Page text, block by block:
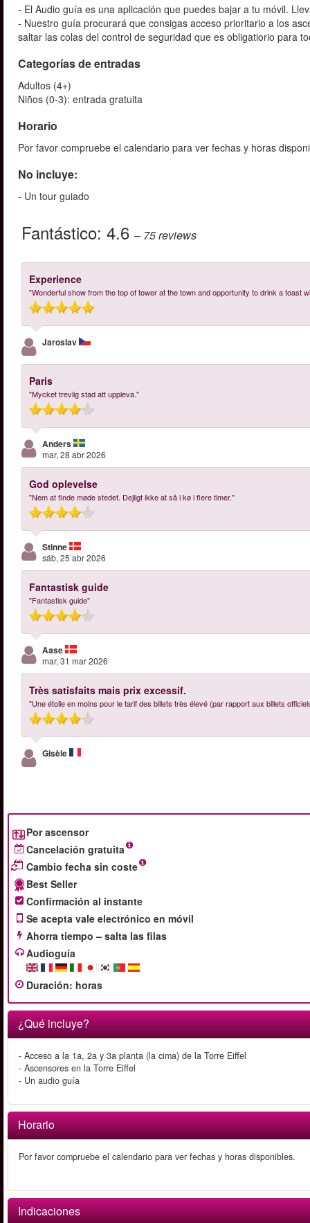
- El Audio guía es una aplicación que puedes bajar a tu móvil.
- Nuestro guía procurará que consigas acceso prioritario a los
saltar las colas del control de seguridad que es obligatiorio para
Categorías de entradas
Adultos (4+)
Niños (0-3): entrada gratuita
Horario
Por favor compruebe el calendario para ver fechas y horas
No incluye:
- Un tour guiado
Fantástico: 4.6 – 75reviews
Experience
"Wonderful show from the top of tower at the town and opportunity to drink a toast
Jaroslav
Paris
"Mycket trevlig stad att uppleva."
Anders
mar, 28 abr 2026
God oplevelse
"Nem at finde møde stedet. Dejligt ikke at så i kø i flere timer."
Stinne
sáb, 25 abr 2026
Fantastisk guide
"Fantastisk guide"
Aase
mar, 31 mar 2026
Très satisfaits mais prix excessif.
"Une étoile en moins pour le tarif des billets très élevé (par rapport aux billets
Gisèle
Por ascensor
Cancelación gratuita
Cambio fecha sin coste
Best Seller
Confirmación al instante
Se acepta vale electrónico en móvil
Ahorra tiempo – salta las filas
Audioguía
Duración: horas
¿Qué incluye?
- Acceso a la 1a, 2a y 3a planta (la cima) de la Torre Eiffel
- Ascensores en la Torre Eiffel
- Un audio guía
Horario
Por favor compruebe el calendario para ver fechas y horas disponibles.
Indicaciones